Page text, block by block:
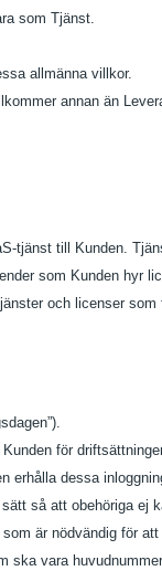
som Tjänst.
allmänna villkor.
annan än
tjänst till Kunden.
som Kunden hyr
och licenser
för
erhålla dessa
så att obehöriga ej
är nödvändig för
ska vara